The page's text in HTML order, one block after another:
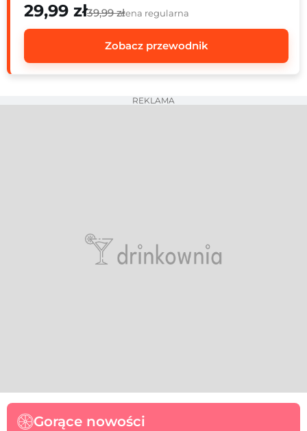
29,99 zł39,99 złcena regularna
Zobacz przewodnik
REKLAMA
Gorące nowości